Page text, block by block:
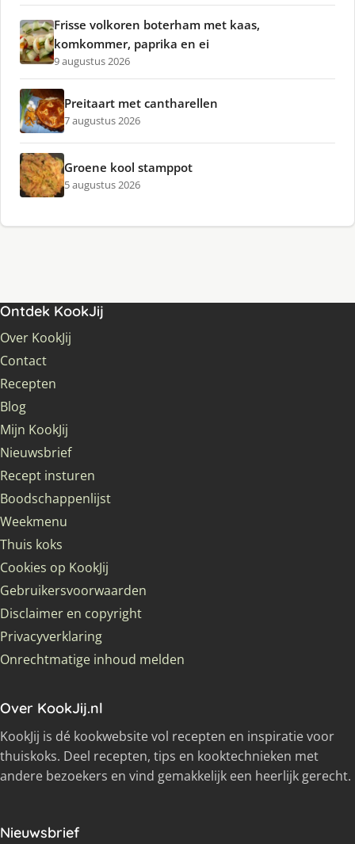
Frisse volkoren boterham met kaas,
komkommer, paprika en ei
9 augustus 2026
Preitaart met cantharellen
7 augustus 2026
Groene kool stamppot
5 augustus 2026
Ontdek KookJij
Over KookJij
Contact
Recepten
Blog
Mijn KookJij
Nieuwsbrief
Recept insturen
Boodschappenlijst
Weekmenu
Thuis koks
Cookies op KookJij
Gebruikersvoorwaarden
Disclaimer en copyright
Privacyverklaring
Onrechtmatige inhoud melden
Over KookJij.nl
KookJij is dé kookwebsite vol recepten en inspiratie voor
thuiskoks. Deel recepten, tips en kooktechnieken met
andere bezoekers en vind gemakkelijk een heerlijk gerecht.
Nieuwsbrief